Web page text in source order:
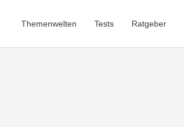
Themenwelten Tests Ratgeber